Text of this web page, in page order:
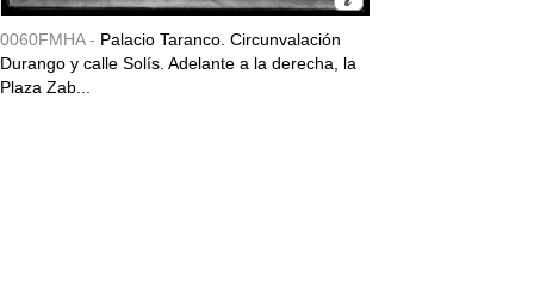
0060FMHA - Palacio Taranco. Circunvalación
Durango y calle Solís. Adelante a la derecha, la
Plaza Zab...